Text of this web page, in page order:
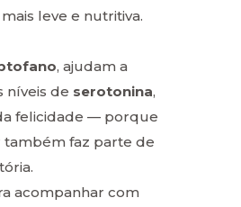
leve e nutritiva.
, ajudam a
níveis de serotonina,
felicidade — porque
também faz parte de
acompanhar com